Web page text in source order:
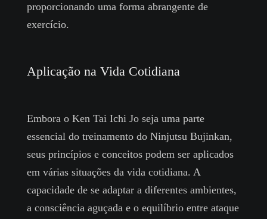
proporcionando uma forma abrangente de
exercício.
Aplicação na Vida Cotidiana
Embora o Ken Tai Ichi Jo seja uma parte
essencial do treinamento do Ninjutsu Bujinkan,
seus princípios e conceitos podem ser aplicados
em várias situações da vida cotidiana. A
capacidade de se adaptar a diferentes ambientes,
a consciência aguçada e o equilíbrio entre ataque